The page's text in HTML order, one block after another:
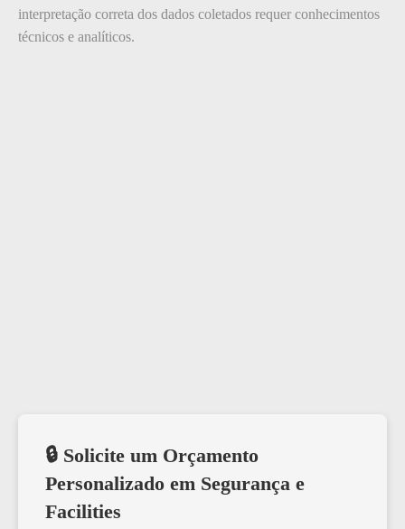
interpretação correta dos dados coletados requer conhecimentos
técnicos e analíticos.
🔒 Solicite um Orçamento
Personalizado em Segurança e
Facilities